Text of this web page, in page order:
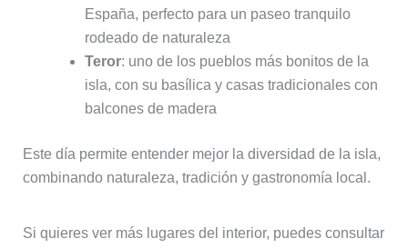
España, perfecto para un paseo tranquilo
rodeado de naturaleza
Teror: uno de los pueblos más bonitos de la
isla, con su basílica y casas tradicionales con
balcones de madera
Este día permite entender mejor la diversidad de la isla,
combinando naturaleza, tradición y gastronomía local.
Si quieres ver más lugares del interior, puedes consultar